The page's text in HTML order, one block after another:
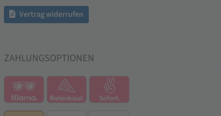
Vertrag widerrufen
ZAHLUNGSOPTIONEN